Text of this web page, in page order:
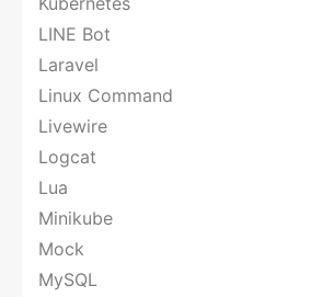
LINE Bot
Laravel
Linux Command
Livewire
Logcat
Lua
Minikube
Mock
MySQL